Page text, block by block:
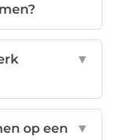
▼
op een
▼